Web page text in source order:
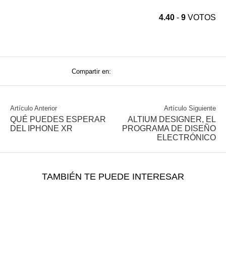
4.40 - 9 VOTOS
Compartir en:
Artículo Anterior
QUÉ PUEDES ESPERAR
DEL IPHONE XR
Artículo Siguiente
ALTIUM DESIGNER, EL
PROGRAMA DE DISEÑO
ELECTRÓNICO
TAMBIÉN TE PUEDE INTERESAR